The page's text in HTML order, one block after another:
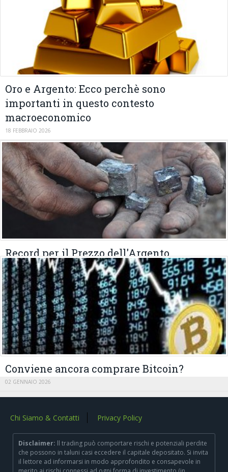
Oro e Argento: Ecco perchè sono
importanti in questo contesto
macroeconomico
18 FEBBRAIO 2026
Record per il Prezzo dell'Argento
19 GENNAIO 2026
Conviene ancora comprare Bitcoin?
02 GENNAIO 2026
Chi Siamo & Contatti Privacy Policy
Disclaimer: ll trading può comportare rischi e potenziali perdite
che possono in taluni casi eccedere il capitale depositato. Si invita
il lettore ad informarsi in modo approfondito e consapevole in